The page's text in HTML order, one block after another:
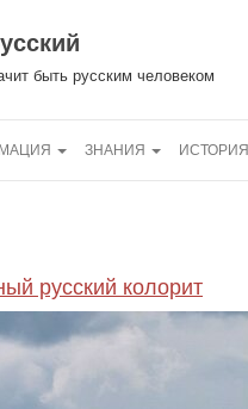
быть русским человеком
ЗНАНИЯ ИСТОРИЯ
русский колорит